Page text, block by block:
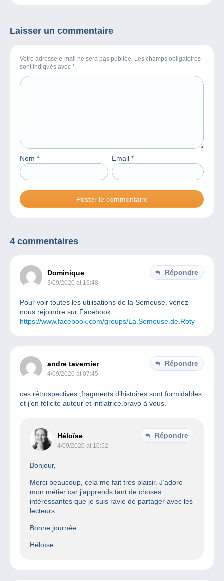
Laisser un commentaire
Votre adresse e-mail ne sera pas publiée. Les champs obligatoires
sont indiqués avec *
Nom * Email *
4 commentaires
Dominique
3/09/2020 at 16:48
Répondre
Pour voir toutes les utilisations de la Semeuse, venez
nous rejoindre sur Facebook
https://www.facebook.com/groups/La.Semeuse.de.Roty
andre tavernier
4/09/2020 at 07:45
Répondre
ces rétrospectives ,fragments d’histoires sont formidables
et j’en félicite auteur et initiatrice.bravo à vous.
Héloïse
4/09/2020 at 10:52
Répondre
Bonjour,
Merci beaucoup, cela me fait très plaisir. J’adore
mon métier car j’apprends tant de choses
intéressantes que je suis ravie de partager avec les
lecteurs.
Bonne journée
Héloïse